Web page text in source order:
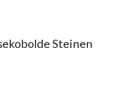
Steinen